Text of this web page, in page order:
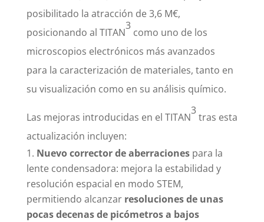
posibilitado la atracción de 3,6 M€,
posicionando al TITAN
3
como uno de los
microscopios electrónicos más avanzados
para la caracterización de materiales, tanto en
su visualización como en su análisis químico.
Las mejoras introducidas en el TITAN
3
tras esta
actualización incluyen:
Nuevo corrector de aberraciones para la
lente condensadora: mejora la estabilidad y
resolución espacial en modo STEM,
permitiendo alcanzarresoluciones de unas
pocas decenas de picómetros a bajos